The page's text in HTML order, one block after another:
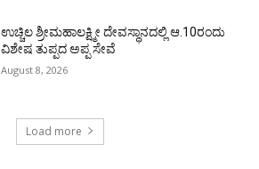
ಉಚ್ಚಿಲ ಶ್ರೀಮಹಾಲಕ್ಷ್ಮೀ ದೇವಸ್ಥಾನದಲ್ಲಿ ಆ.10ರಂದು
ವಿಶೇಷ ತುಪ್ಪದ ಅಪ್ಪ ಸೇವೆ
August 8, 2026
Load more